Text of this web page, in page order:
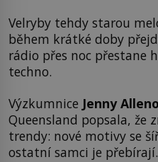
Velryby tehdy starou
během krátké doby
rádio přes noc přestane
techno.
Výzkumnice Jenny
Queensland popsala,
trendy: nové motivy se
ostatní samci je přebírají.